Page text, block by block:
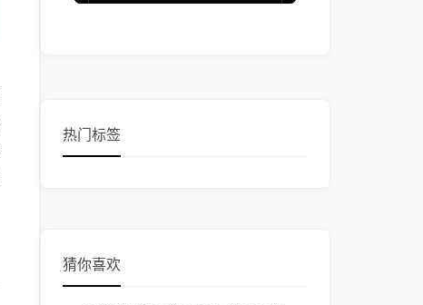
热门标签
猜你喜欢